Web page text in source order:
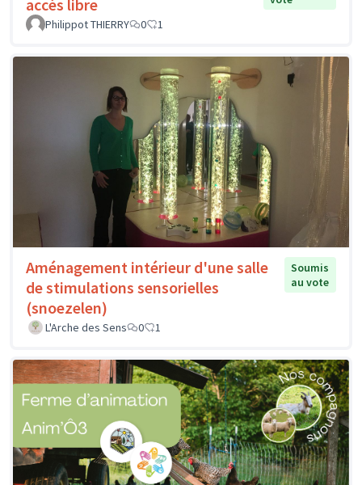
accès libre
Philippot THIERRY
0 1
Aménagement intérieur d'une salle
de stimulations sensorielles
(snoezelen)
Soumis
au vote
L'Arche des Sens 0 1